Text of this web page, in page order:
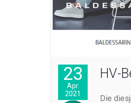
23
Apr.
2021
HV-
Die